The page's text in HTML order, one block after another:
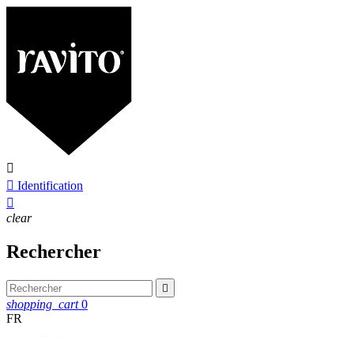

 Identification

clear
Rechercher

shopping_cart 0
FR